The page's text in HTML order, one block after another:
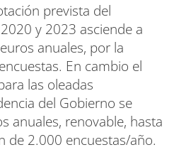
prevista del
y 2023 asciende a
anuales, por la
En cambio el
las oleadas
del Gobierno se
anuales, renovable, hasta
de 2.000 encuestas/año.